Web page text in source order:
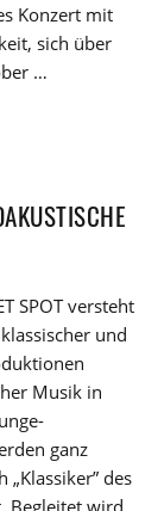
Konzert mit
sich über
…
SPOT versteht
und
Musik in
ganz
„Klassiker” des
Begleitet wird